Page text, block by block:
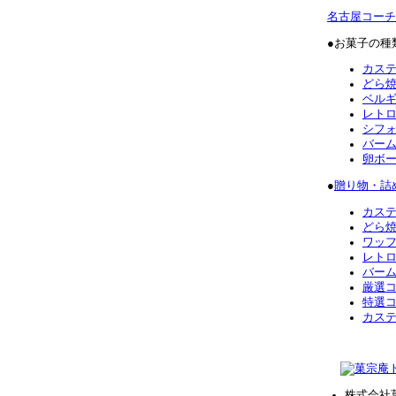
名古屋コー
●お菓子の種
カス
どら
ベル
レト
シフ
バー
卵ボ
●贈り物・詰
カス
どら
ワッ
レト
バー
厳選
特選
カス